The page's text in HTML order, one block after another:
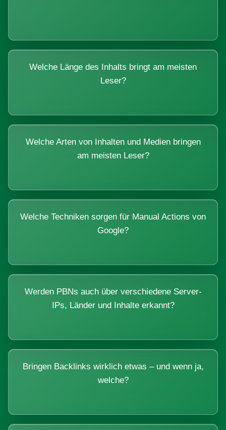
Welche Länge des Inhalts bringt am meisten
Leser?
Welche Arten von Inhalten und Medien bringen
am meisten Leser?
Welche Techniken sorgen für Manual Actions von
Google?
Werden PBNs auch über verschiedene Server-
IPs, Länder und Inhalte erkannt?
Bringen Backlinks wirklich etwas – und wenn ja,
welche?